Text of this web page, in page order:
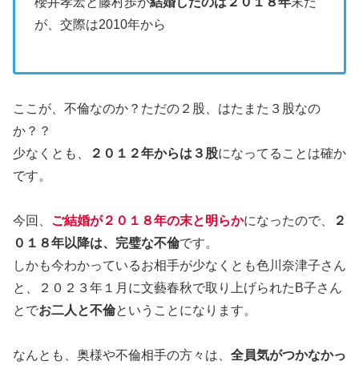
が、交際は2010年から
ここが、不倫なのか？ただの２股、はたまた３股なの
か？？
少なくとも、
２０１２年からは３股になってることは確か
です。
今回、 ご結婚が２０１８年の末と明らかになったので、
２
０１８年以降は、完璧な不倫です。
しかも今わかっているお相手が少なくとも色川奈津子さん
と、２０２３年１月に文藝春秋で取り上げられたB子さん
とでお二人と不倫ということになります。
なんとも、奥様や不倫相手の方々は、 全員気がつかなかっ